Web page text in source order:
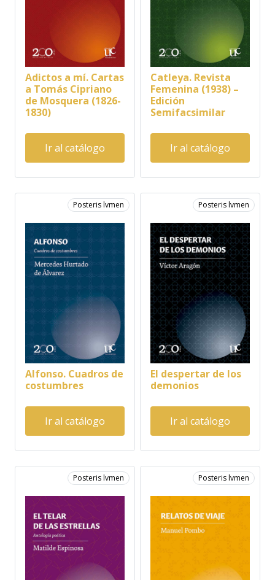
Adictos a mí. Cartas
a Tomás Cipriano
de Mosquera (1826-
1830)
Ir al catálogo
Catleya. Revista
Femenina (1938) –
Edición
Semifacsimilar
Ir al catálogo
Posteris lvmen
Alfonso. Cuadros de
costumbres
Ir al catálogo
Posteris lvmen
El despertar de los
demonios
Ir al catálogo
Posteris lvmen Posteris lvmen